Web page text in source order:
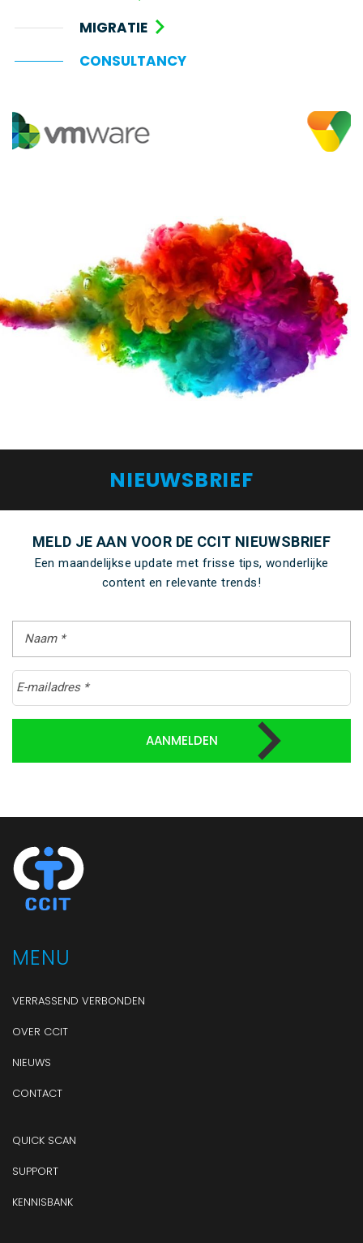
MIGRATIE
CONSULTANCY
NIEUWSBRIEF
MELD JE AAN VOOR DE CCIT NIEUWSBRIEF
Een maandelijkse update met frisse tips, wonderlijke
content en relevante trends!
MENU
VERRASSEND VERBONDEN
OVER CCIT
NIEUWS
CONTACT
QUICK SCAN
SUPPORT
KENNISBANK